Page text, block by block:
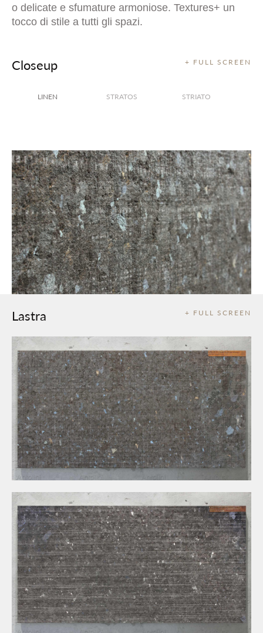
o delicate e sfumature armoniose. Textures+ un
tocco di stile a tutti gli spazi.
+ FULL SCREEN
Closeup
LINEN STRATOS STRIATO
+ FULL SCREEN
Lastra